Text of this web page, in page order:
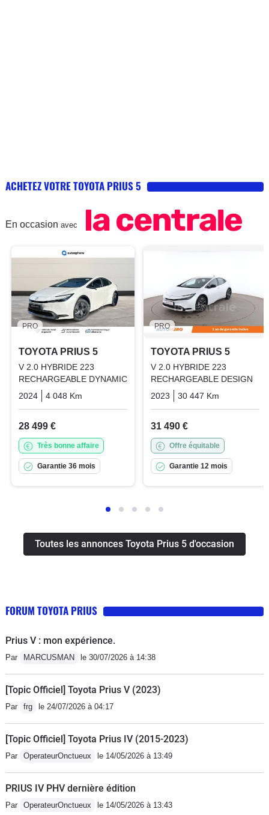
ACHETEZ VOTRE TOYOTA PRIUS 5
En occasion avec
PRO
TOYOTA PRIUS 5
V 2.0 HYBRIDE 223
RECHARGEABLE DYNAMIC
2024
4 048 Km Hybrid_essence_electric
28 499 €
Très bonne affaire
Garantie 36 mois
PRO
TOYOTA PRIUS 5
V 2.0 HYBRIDE 223
RECHARGEABLE DESIGN
2023
30 447 Km
31 490 €
Offre équitable
Garantie 12 mois
Toutes les annonces Toyota Prius 5 d'occasion
FORUM TOYOTA PRIUS
Prius V : mon expérience.
Par MARCUSMAN le 30/07/2026 à 14:38
[Topic Officiel] Toyota Prius V (2023)
Par frg le 24/07/2026 à 04:17
[Topic Officiel] Toyota Prius IV (2015-2023)
Par OperateurOnctueux le 14/05/2026 à 13:49
PRIUS IV PHV dernière édition
Par OperateurOnctueux le 14/05/2026 à 13:43